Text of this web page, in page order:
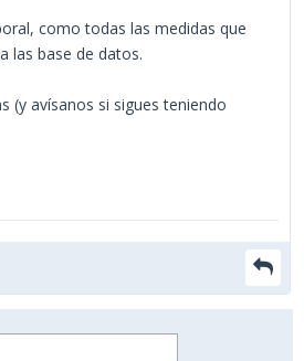
como todas las medidas que
las base de datos.
(y avísanos si sigues teniendo